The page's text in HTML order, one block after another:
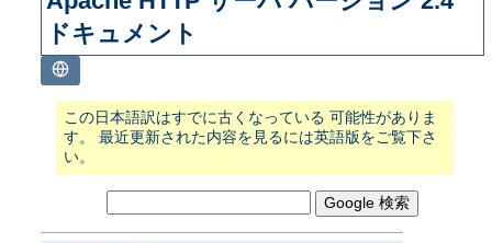
ドキュメント
この日本語訳はすでに古くなっている 可能性がありま
す。 最近更新された内容を見るには英語版をご覧下さ
い。